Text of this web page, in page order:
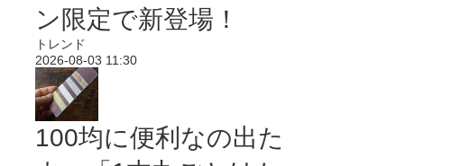
ン限定で新登場！
トレンド
2026-08-03 11:30
100均に便利なの出た